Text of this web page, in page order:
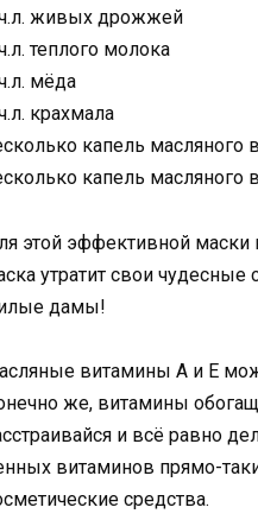
живых дрожжей
теплого молока
мёда
крахмала
капель масляного
капель масляного
этой эффективной
утратит свои чудесные
дамы!
витамины А и Е
же, витамины
и всё равно
витаминов прямо-
средства.